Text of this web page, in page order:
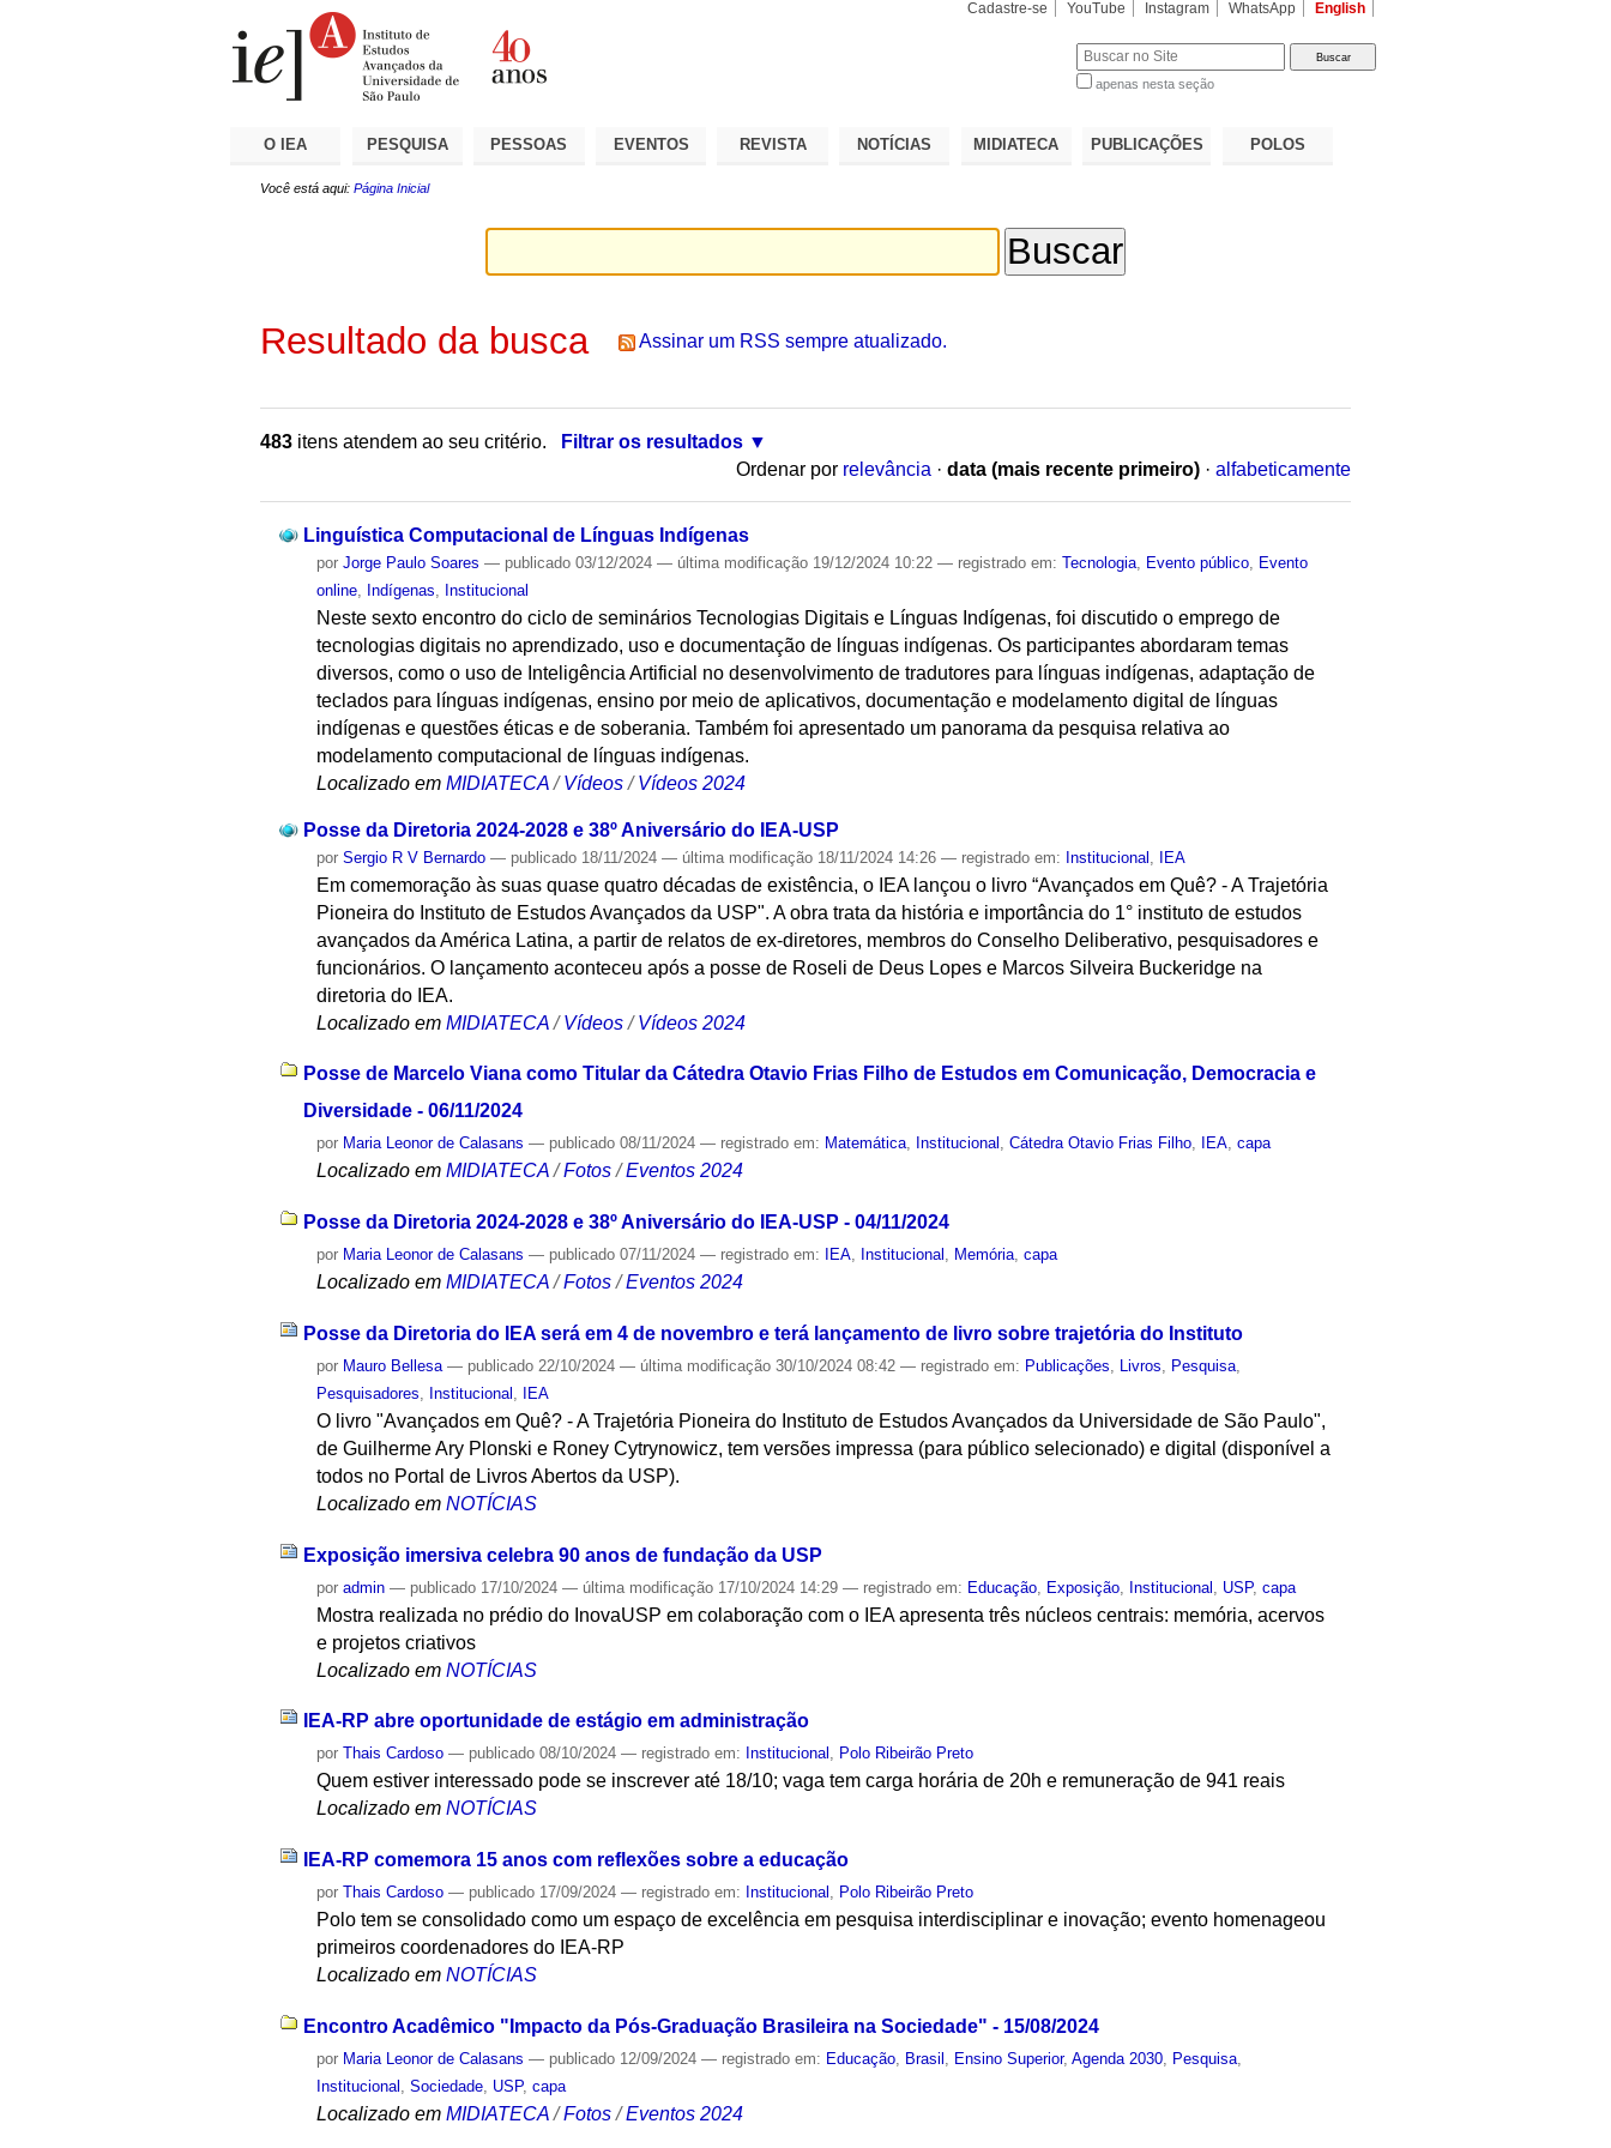
Cadastre-se YouTube Instagram WhatsApp English
apenas nesta seção
O IEA PESQUISA PESSOAS EVENTOS REVISTA NOTÍCIAS MIDIATECA PUBLICAÇÕES POLOS
Você está aqui: Página Inicial
Resultado da busca Assinar um RSS sempre atualizado.
483 itens atendem ao seu critério.
Filtrar os resultados
Ordenar por relevância · data (mais recente primeiro) · alfabeticamente
Linguística Computacional de Línguas Indígenas
porJorge Paulo Soares — publicado 03/12/2024— última modificação 19/12/2024 10:22— registrado em:Tecnologia Evento público
Evento
online
Indígenas Institucional
Neste sexto encontro do ciclo de seminários Tecnologias Digitais e Línguas Indígenas, foi discutido o emprego de
tecnologias digitais no aprendizado, uso e documentação de línguas indígenas. Os participantes abordaram temas
diversos, como o uso de Inteligência Artificial no desenvolvimento de tradutores para línguas indígenas, adaptação de
teclados para línguas indígenas, ensino por meio de aplicativos, documentação e modelamento digital de línguas
indígenas e questões éticas e de soberania. Também foi apresentado um panorama da pesquisa relativa ao
modelamento computacional de línguas indígenas.
Localizado em MIDIATECA /Vídeos /Vídeos 2024
Posse da Diretoria 2024-2028 e 38º Aniversário do IEA-USP
porSergio R V Bernardo — publicado 18/11/2024— última modificação 18/11/2024 14:26— registrado em: Institucional IEA
Em comemoração às suas quase quatro décadas de existência, o IEA lançou o livro “Avançados em Quê? - A Trajetória
Pioneira do Instituto de Estudos Avançados da USP". A obra trata da história e importância do 1° instituto de estudos
avançados da América Latina, a partir de relatos de ex-diretores, membros do Conselho Deliberativo, pesquisadores e
funcionários. O lançamento aconteceu após a posse de Roseli de Deus Lopes e Marcos Silveira Buckeridge na
diretoria do IEA.
Localizado em MIDIATECA /Vídeos /Vídeos 2024
Posse de Marcelo Viana como Titular da Cátedra Otavio Frias Filho de Estudos em Comunicação, Democracia e
Diversidade - 06/11/2024
por Maria Leonor de Calasans — publicado 08/11/2024— registrado em: Matemática, Institucional ,Cátedra Otavio Frias Filho, IEA,capa
Localizado em MIDIATECA /Fotos /Eventos 2024
Posse da Diretoria 2024-2028 e 38º Aniversário do IEA-USP - 04/11/2024
por Maria Leonor de Calasans — publicado 07/11/2024— registrado em: IEA, Institucional , Memória,capa
Localizado em MIDIATECA /Fotos /Eventos 2024
Posse da Diretoria do IEA será em 4 de novembro e terá lançamento de livro sobre trajetória do Instituto
por Mauro Bellesa — publicado 22/10/2024— última modificação 30/10/2024 08:42— registrado em: Publicações Livros Pesquisa
Pesquisadores
Institucional IEA
O livro "Avançados em Quê? - A Trajetória Pioneira do Instituto de Estudos Avançados da Universidade de São Paulo",
de Guilherme Ary Plonski e Roney Cytrynowicz, tem versões impressa (para público selecionado) e digital (disponível a
todos no Portal de Livros Abertos da USP).
Localizado em NOTÍCIAS
Exposição imersiva celebra 90 anos de fundação da USP
poradmin — publicado 17/10/2024— última modificação 17/10/2024 14:29— registrado em: Educação Exposição Institucional USP,capa
Mostra realizada no prédio do InovaUSP em colaboração com o IEA apresenta três núcleos centrais: memória, acervos
e projetos criativos
Localizado em NOTÍCIAS
IEA-RP abre oportunidade de estágio em administração
porThais Cardoso — publicado 08/10/2024— registrado em: Institucional , Polo Ribeirão Preto
Quem estiver interessado pode se inscrever até 18/10; vaga tem carga horária de 20h e remuneração de 941 reais
Localizado em NOTÍCIAS
IEA-RP comemora 15 anos com reflexões sobre a educação
porThais Cardoso — publicado 17/09/2024— registrado em: Institucional Polo Ribeirão Preto
Polo tem se consolidado como um espaço de excelência em pesquisa interdisciplinar e inovação; evento homenageou
primeiros coordenadores do IEA-RP
Localizado em NOTÍCIAS
Encontro Acadêmico "Impacto da Pós-Graduação Brasileira na Sociedade" - 15/08/2024
por Maria Leonor de Calasans — publicado 12/09/2024— registrado em: Educação Brasil Ensino Superior,Agenda 2030 Pesquisa
Institucional ,Sociedade USP,capa
Localizado em MIDIATECA /Fotos /Eventos 2024